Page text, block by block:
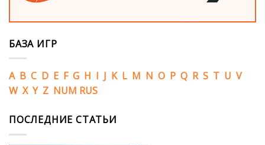
БАЗА ИГР
A B C D E F G H I J K L M N O P Q R S T U V
W X Y Z NUM RUS
ПОСЛЕДНИЕ СТАТЬИ